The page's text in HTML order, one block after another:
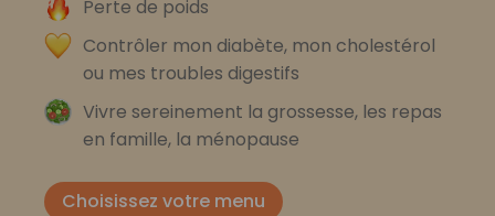
Perte de poids
Contrôler mon diabète, mon cholestérol
ou mes troubles digestifs
Vivre sereinement la grossesse, les repas
en famille, la ménopause
Choisissez votre menu